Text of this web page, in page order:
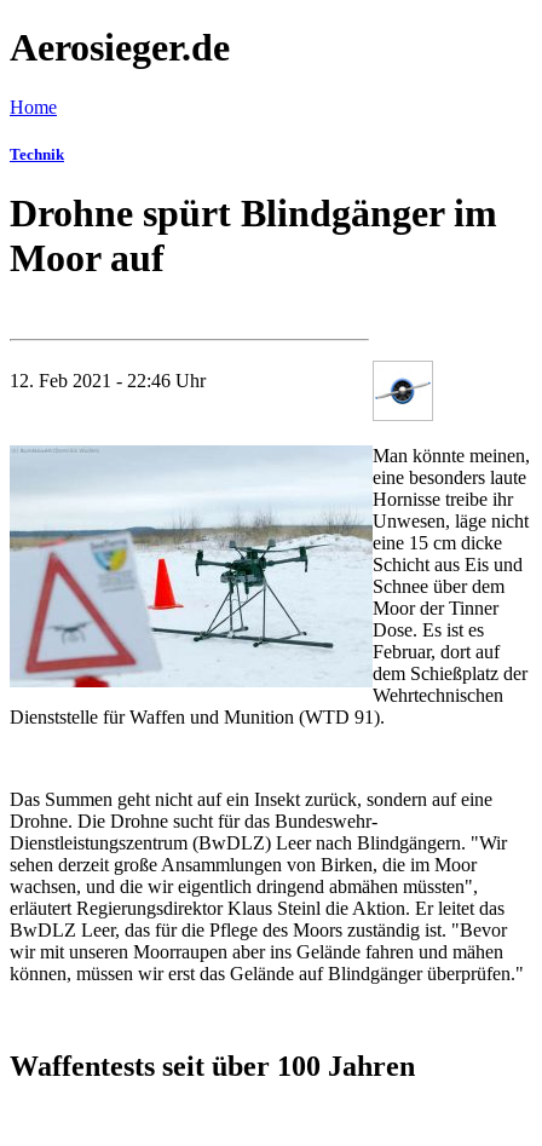
Aerosieger.de
Home
Technik
Drohne spürt Blindgänger im
Moor auf
12. Feb 2021 - 22:46 Uhr
Man könnte meinen,
eine besonders laute
Hornisse treibe ihr
Unwesen, läge nicht
eine 15 cm dicke
Schicht aus Eis und
Schnee über dem
Moor der Tinner
Dose. Es ist es
Februar, dort auf
dem Schießplatz der
Wehrtechnischen
Dienststelle für Waffen und Munition (WTD 91).
Das Summen geht nicht auf ein Insekt zurück, sondern auf eine
Drohne. Die Drohne sucht für das Bundeswehr-
Dienstleistungszentrum (BwDLZ) Leer nach Blindgängern. "Wir
sehen derzeit große Ansammlungen von Birken, die im Moor
wachsen, und die wir eigentlich dringend abmähen müssten",
erläutert Regierungsdirektor Klaus Steinl die Aktion. Er leitet das
BwDLZ Leer, das für die Pflege des Moors zuständig ist. "Bevor
wir mit unseren Moorraupen aber ins Gelände fahren und mähen
können, müssen wir erst das Gelände auf Blindgänger überprüfen."
Waffentests seit über 100 Jahren